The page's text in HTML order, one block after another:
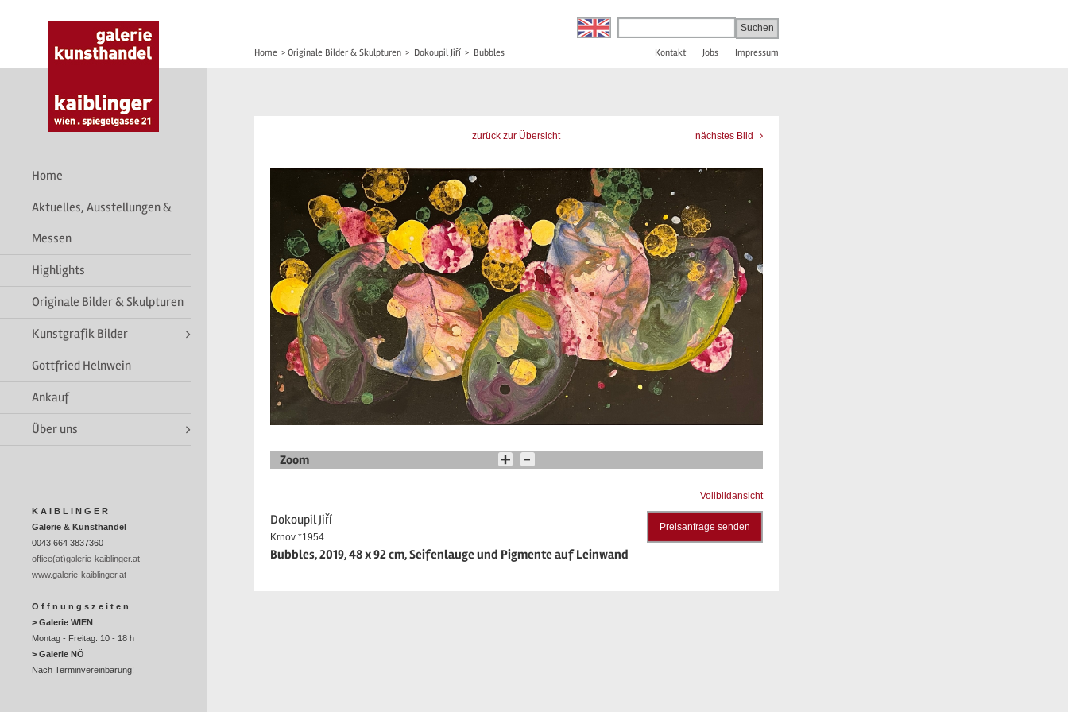
Home
Aktuelles, Ausstellungen &
Messen
Highlights
Originale Bilder & Skulpturen
Kunstgrafik Bilder
Gottfried Helnwein
Ankauf
Über uns
K A I B L I N G E R
Galerie & Kunsthandel
0043 664 3837360
office(at)galerie-kaiblinger.at
www.galerie-kaiblinger.at
Ö f f n u n g s z e i t e n
> Galerie WIEN
Montag - Freitag: 10 - 18 h
> Galerie NÖ
Nach Terminvereinbarung!
Home > Originale Bilder & Skulpturen > Dokoupil Jiří > Bubbles Kontakt Jobs Impressum
zurück zur Übersicht nächstes Bild
Zoom
Vollbildansicht
Preisanfrage senden
Dokoupil Jiří
Krnov *1954
Bubbles, 2019, 48 x 92 cm, Seifenlauge und Pigmente auf Leinwand